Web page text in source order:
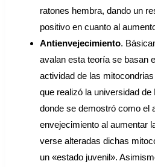
ratones hembra, dando un
positivo en cuanto al
Antienvejecimiento.
avalan esta teoría se basan
actividad de las
que realizó la universidad
donde se demostró como el
envejecimiento al aumentar
verse alteradas dichas
un «estado juvenil».